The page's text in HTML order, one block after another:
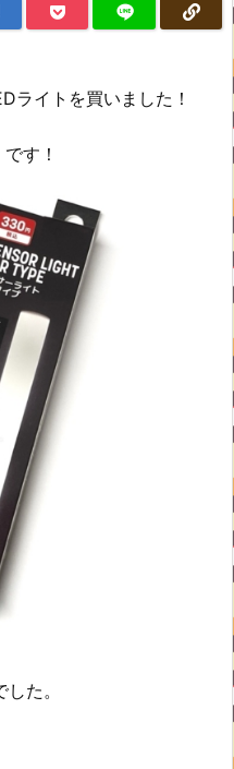
ライトを買いました！
す！
た。